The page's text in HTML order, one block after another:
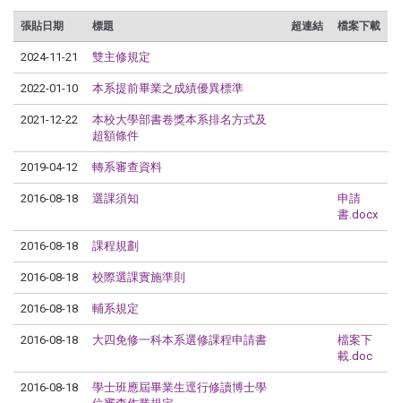
張貼日期 標題 超連結 檔案下載
2024-11-21 雙主修規定
2022-01-10 本系提前畢業之成績優異標準
2021-12-22
本校大學部書卷獎本系排名方式及
超額條件
2019-04-12 轉系審查資料
2016-08-18 選課須知
申請
書.docx
2016-08-18 課程規劃
2016-08-18 校際選課實施準則
2016-08-18 輔系規定
2016-08-18 大四免修一科本系選修課程申請書
檔案下
載.doc
2016-08-18
學士班應屆畢業生逕行修讀博士學